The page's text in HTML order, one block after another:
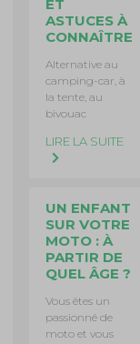
ET
ASTUCES À
CONNAÎTRE
Alternative au
camping-car, à
la tente, au
bivouac
LIRE LA SUITE
UN ENFANT
SUR VOTRE
MOTO : À
PARTIR DE
QUEL ÂGE ?
Vous êtes un
passionné de
moto et vous